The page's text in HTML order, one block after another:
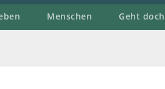
Menschen Geht